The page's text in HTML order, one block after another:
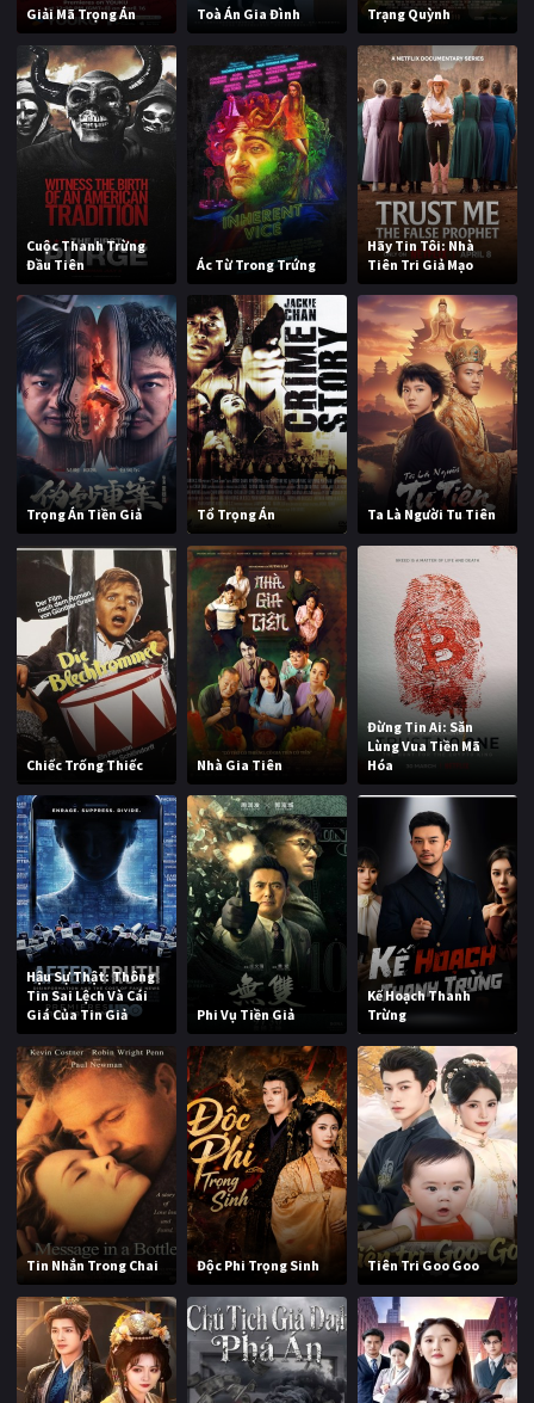
Giải Mã Trọng Án Toà Án Gia Đình Trạng Quỳnh
Cuộc Thanh Trừng
Đầu Tiên
Ác Từ Trong Trứng
Hãy Tin Tôi: Nhà
Tiên Tri Giả Mạo
Trọng Án Tiền Giả Tổ Trọng Án Ta Là Người Tu Tiên
Chiếc Trống Thiếc Nhà Gia Tiên
Đừng Tin Ai: Săn
Lùng Vua Tiền Mã
Hóa
Hậu Sự Thật: Thông
Tin Sai Lệch Và Cái
Giá Của Tin Giả
Phi Vụ Tiền Giả
Kế Hoạch Thanh
Trừng
Tin Nhắn Trong Chai Độc Phi Trọng Sinh Tiên Tri Goo Goo